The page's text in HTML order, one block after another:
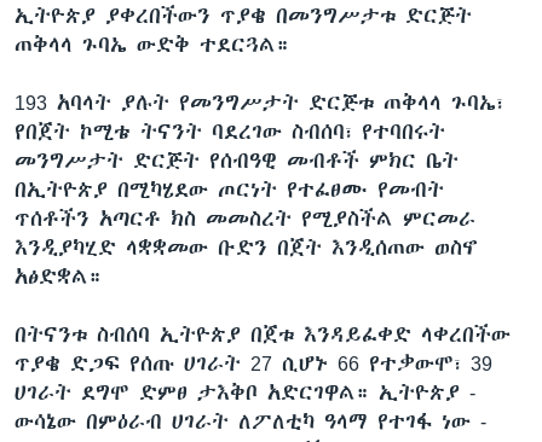
ኢትዮጵያ ያቀረበችውን ጥያቄ በመንግሥታቱ ድርጅት
ጠቅላላ ጉባኤ ውድቅ ተደርጓል።
193 አባላት ያሉት የመንግሥታት ድርጅቱ ጠቅላላ ጉባኤ፣
የበጀት ኮሚቴ ትናንት ባደረገው ስብሰባ፣ የተባበሩት
መንግሥታት ድርጅት የሰብዓዊ መብቶች ምክር ቤት
በኢትዮጵያ በሚካሄደው ጦርነት የተፈፀሙ የመብት
ጥሰቶችን አጣርቶ ክስ መመስረት የሚያስችል ምርመራ
እንዲያካሂድ ላቋቋመው ቡድን በጀት እንዲሰጠው ወስኖ
አፅድቋል።
በትናንቱ ስብሰባ ኢትዮጵያ በጀቱ እንዳይፈቀድ ላቀረበችው
ጥያቄ ድጋፍ የሰጡ ሀገራት 27 ሲሆኑ 66 የተቃውሞ፣ 39
ሀገራት ደግሞ ድምፀ ታእቅቦ አድርገዋል። ኢትዮጵያ -
ውሳኔው በምዕራብ ሀገራት ለፖለቲካ ዓላማ የተገፋ ነው -